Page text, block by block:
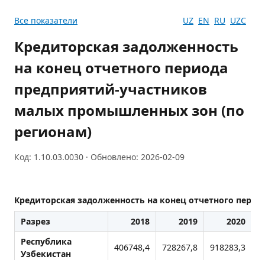
Все показатели UZ EN RU UZC
Кредиторская задолженность
на конец отчетного периода
предприятий-участников
малых промышленных зон (по
регионам)
Код: 1.10.03.0030 · Обновлено: 2026-02-09
Кредиторская задолженность на конец отчетного
Разрез
2018 2019
2020
Республика
Узбекистан
406748,4 728267,8 918283,3